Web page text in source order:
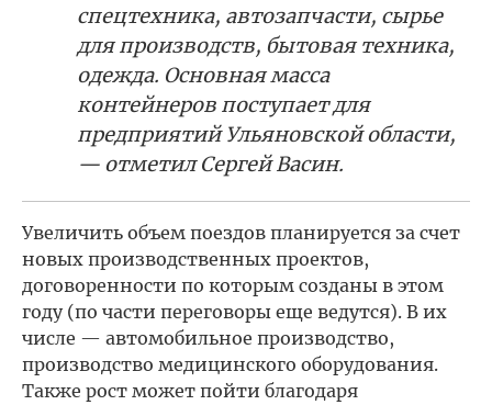
спецтехника, автозапчасти, сырье
для производств, бытовая техника,
одежда. Основная масса
контейнеров поступает для
предприятий Ульяновской области,
— отметил Сергей Васин.
Увеличить объем поездов планируется за счет
новых производственных проектов,
договоренности по которым созданы в этом
году (по части переговоры еще ведутся). В их
числе — автомобильное производство,
производство медицинского оборудования.
Также рост может пойти благодаря